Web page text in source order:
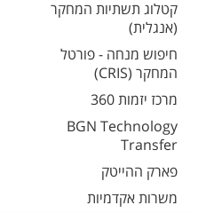
קטלוג תשתיות המחקר
(אנגלית)
חיפוש מנחה - פורטל
המחקר (CRIS)
מרכז יזמות 360
BGN Technology
Transfer
פארק ההייטק
משרות אקדמיות